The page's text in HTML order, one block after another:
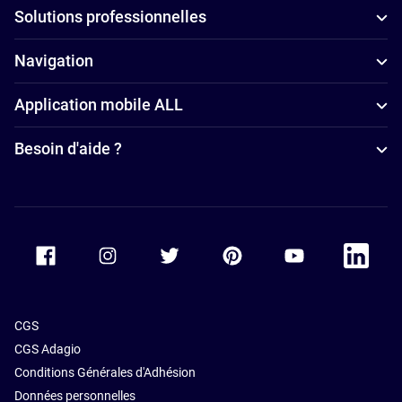
Solutions professionnelles
Navigation
Application mobile ALL
Besoin d'aide ?
Accor Youtube
Accor
CGS
CGS Adagio
Conditions Générales d'Adhésion
Données personnelles